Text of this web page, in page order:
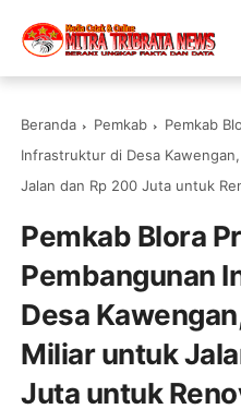
Beranda Pemkab
Pemkab
Infrastruktur di Desa
Jalan dan Rp 200 Juta untuk
Pemkab Blora
Pembangunan
Desa
Miliar untuk
Juta untuk